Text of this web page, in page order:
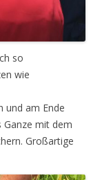
so
wie
und am Ende
Ganze mit dem
Großartige